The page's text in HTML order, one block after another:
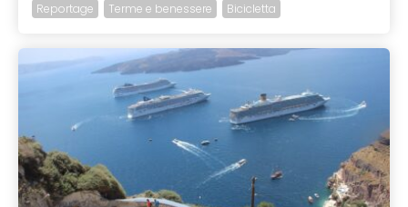
Reportage Terme e benessere Bicicletta